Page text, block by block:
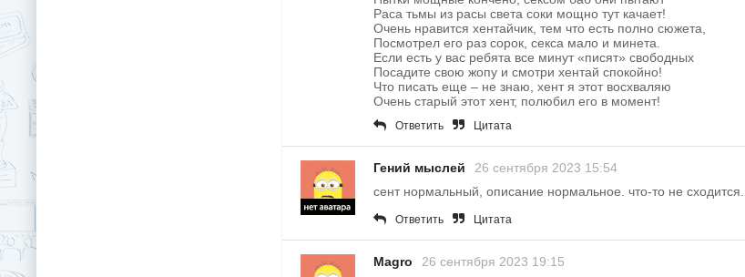
Раса тьмы из расы света соки мощно тут качает!
Очень нравится хентайчик, тем что есть полно сюжета,
Посмотрел его раз сорок, секса мало и минета.
Если есть у вас ребята все минут «писят» свободных
Посадите свою жопу и смотри хентай спокойно!
Что писать еще – не знаю, хент я этот восхваляю
Очень старый этот хент, полюбил его в момент!
Ответить Цитата
Гений мыслей
26 сентября 2023 15:54
сент нормальный, описание нормальное. что-то не сходится...
Ответить Цитата
Magro
26 сентября 2023 19:15